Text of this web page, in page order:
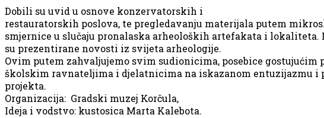
Dobili su uvid u osnove konzervatorskih i
restauratorskih poslova, te pregledavanju materijala putem
smjernice u slučaju pronalaska arheoloških artefakata i lokaliteta.
su prezentirane novosti iz svijeta arheologije.
Ovim putem zahvaljujemo svim sudionicima, posebice gostujućim
školskim ravnateljima i djelatnicima na iskazanom entuzijazmu i
projekta.
Organizacija: Gradski muzej Korčula,
Ideja i vodstvo: kustosica Marta Kalebota.